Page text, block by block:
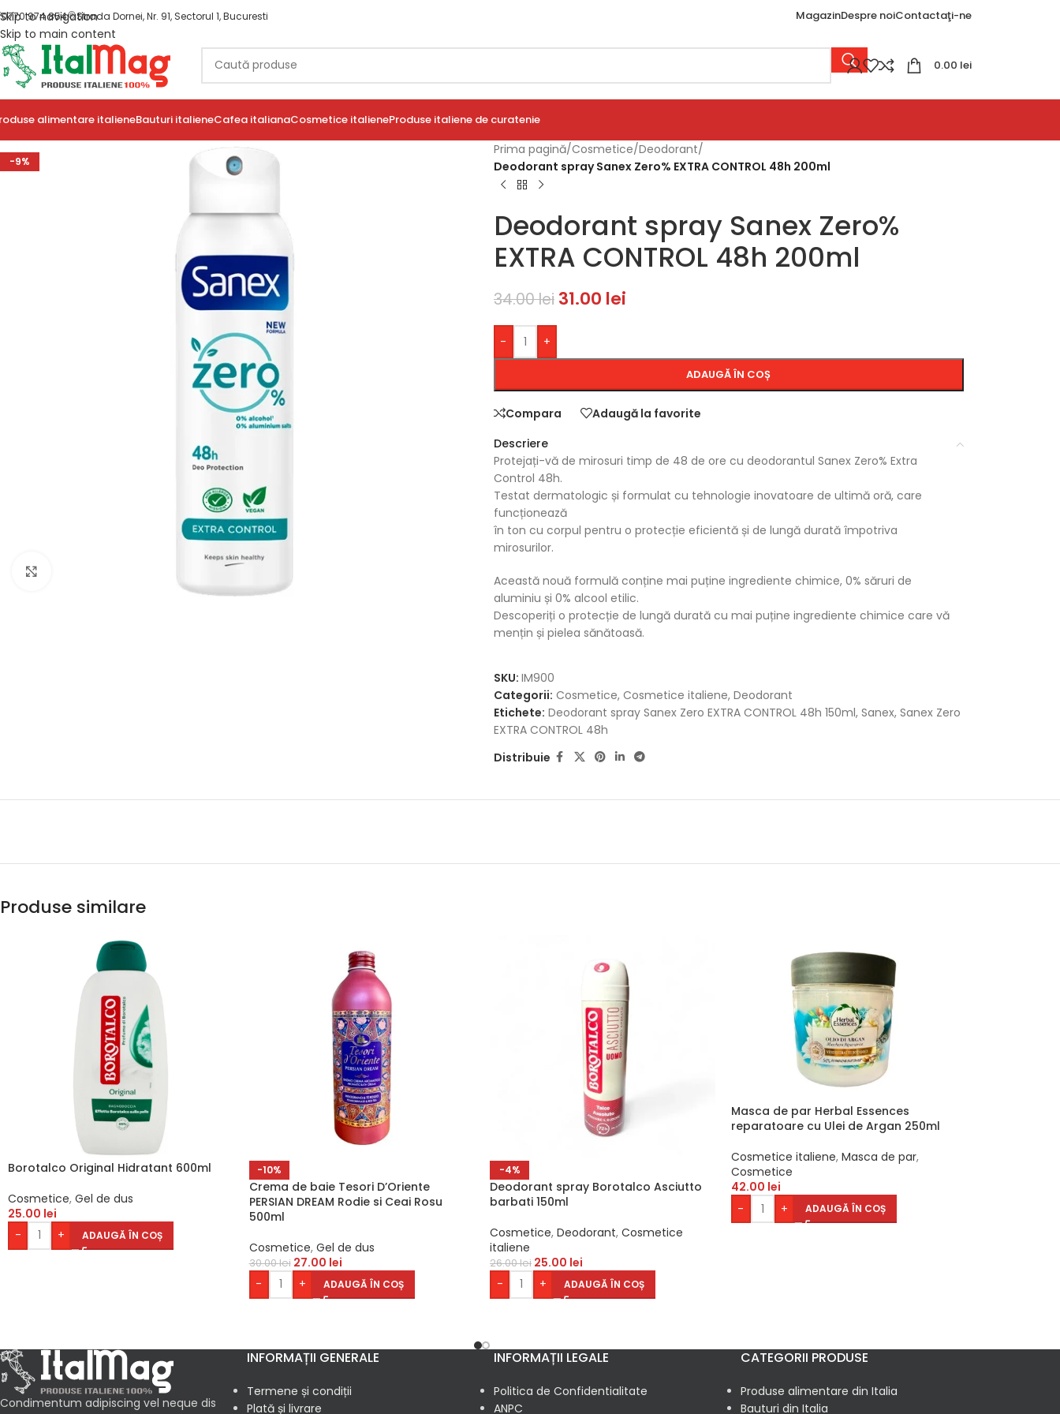
Skip to navigation
Skip to main content
0770 974 854 Strada Dornei, Nr. 91, Sectorul 1, Bucuresti MagazinDespre noiContactaţi-ne
0.00 lei
alimentare italieneBauturi italieneCafea italianaCosmetice italieneProduse italiene de curatenie
-9%
Prima pagină/Cosmetice/Deodorant/
Deodorant spray Sanex Zero% EXTRA CONTROL 48h 200ml
Deodorant spray Sanex Zero%
EXTRA CONTROL 48h 200ml
34.00lei 31.00 lei
- +
ADAUGĂ ÎN COȘ
Compara
Adaugă la favorite
Descriere
Protejați-vă de mirosuri timp de 48 de ore cu deodorantul Sanex Zero% Extra
Control 48h.
Testat dermatologic și formulat cu tehnologie inovatoare de ultimă oră, care
funcționează
în ton cu corpul pentru o protecție eficientă și de lungă durată împotriva
mirosurilor.
Această nouă formulă conține mai puține ingrediente chimice, 0% săruri de
aluminiu și 0% alcool etilic.
Descoperiți o protecție de lungă durată cu mai puține ingrediente chimice care vă
mențin și pielea sănătoasă.
SKU: IM900
Categorii: Cosmetice, Cosmetice italiene, Deodorant
Etichete: Deodorant spray Sanex Zero EXTRA CONTROL 48h 150ml, Sanex, Sanex Zero
EXTRA CONTROL 48h
Distribuie
Produse similare
Borotalco Original Hidratant 600ml
Cosmetice, Gel de dus
25.00 lei
-
+ ADAUGĂ ÎN COȘ
-10%
Crema de baie Tesori D’Oriente
PERSIAN DREAM Rodie si Ceai Rosu
500ml
Cosmetice, Gel de dus
30.00lei 27.00 lei
-
+ ADAUGĂ ÎN COȘ
-4%
Deodorant spray Borotalco Asciutto
barbati 150ml
Cosmetice, Deodorant, Cosmetice
italiene
26.00lei 25.00 lei
-
+ ADAUGĂ ÎN COȘ
Masca de par Herbal Essences
reparatoare cu Ulei de Argan 250ml
Cosmetice italiene, Masca de par,
Cosmetice
42.00 lei
-
+ ADAUGĂ ÎN COȘ
Condimentum adipiscing vel neque dis
INFORMAȚII GENERALE
Termene și condiții
Plată și livrare
INFORMAȚII LEGALE
Politica de Confidentialitate
ANPC
CATEGORII PRODUSE
Produse alimentare din Italia
Bauturi din Italia